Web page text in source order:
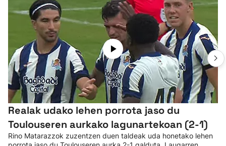
Realak udako lehen porrota jaso du
Toulouseren aurkako lagunartekoan (2-1)
Rino Matarazzok zuzentzen duen taldeak uda honetako lehen